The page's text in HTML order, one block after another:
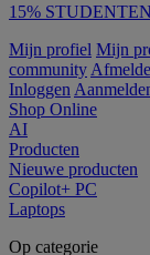
15%
Mijn profiel Mijn
community
Inloggen
Shop Online
AI
Producten
Nieuwe producten
Copilot+ PC
Laptops
Op categorie